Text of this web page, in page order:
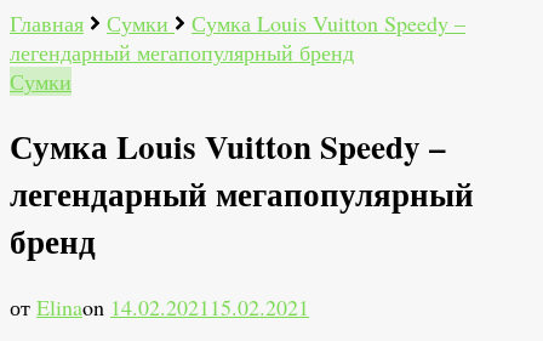
Главная
Сумки
Сумка Louis Vuitton Speedy –
легендарный мегапопулярный бренд
Сумки
Сумка Louis Vuitton Speedy –
легендарный мегапопулярный
бренд
от Elinaon 14.02.202115.02.2021